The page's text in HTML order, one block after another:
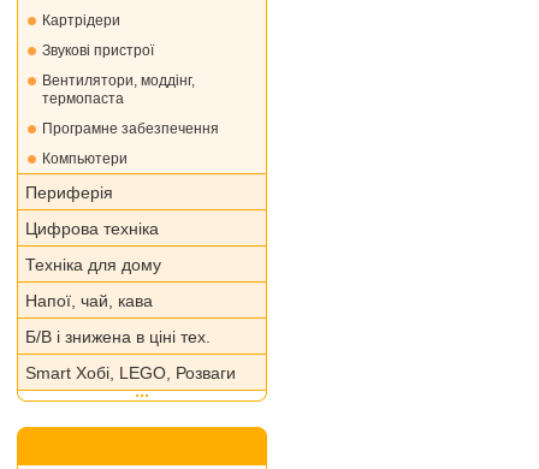
Картрідери
Звукові пристрої
Вентилятори, моддінг,
термопаста
Програмне забезпечення
Компьютери
Периферія
Цифрова техніка
Техніка для дому
Напої, чай, кава
Б/В і знижена в ціні тех.
Smart Хобі, LEGO, Розваги